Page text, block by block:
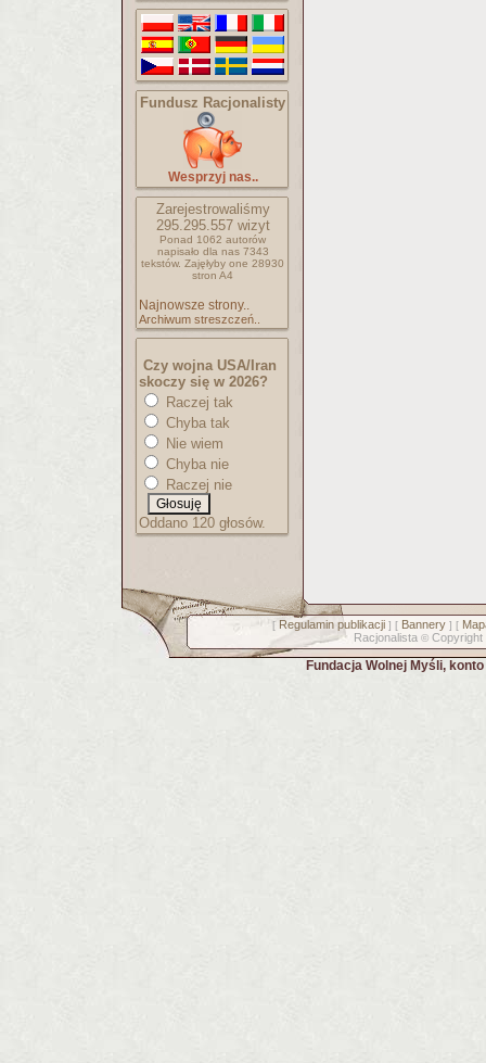
Fundusz Racjonalisty
Wesprzyj nas..
Zarejestrowaliśmy
295.295.557wizyt
Ponad 1062 autorów
napisało dla nas 7343
tekstów. Zajęłyby one 28930
stron A4
Najnowsze strony..
Archiwum streszczeń..
Czy wojna USA/Iran
skoczy się w 2026?
Raczej tak
Chyba tak
Nie wiem
Chyba nie
Raczej nie
Oddano 120 głosów.
[ Regulamin publikacji] [ Bannery] [
Racjonalista © Copyright
Fundacja Wolnej Myśli,